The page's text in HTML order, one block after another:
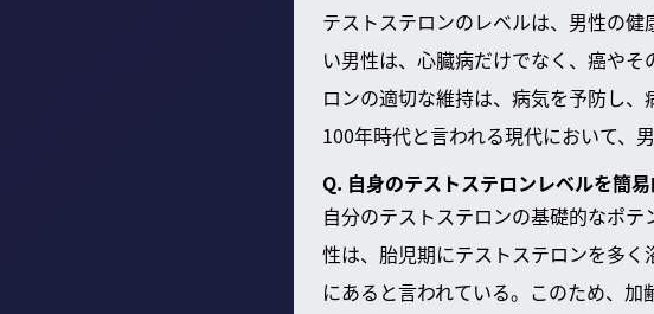
テストステロンのレベルは、男性の
い男性は、心臓病だけでなく、癌や
ロンの適切な維持は、病気を予防し
100年時代と言われる現代において、
Q. 自身のテストステロンレベルを簡
自分のテストステロンの基礎的なポ
性は、胎児期にテストステロンを多
にあると言われている。このため、